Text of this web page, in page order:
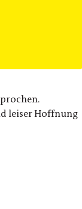
leiser Hoffnung